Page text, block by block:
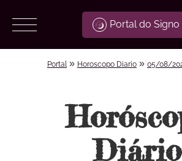
Portal do Signo
Portal » Horoscopo Diario » 05/08/
Diário